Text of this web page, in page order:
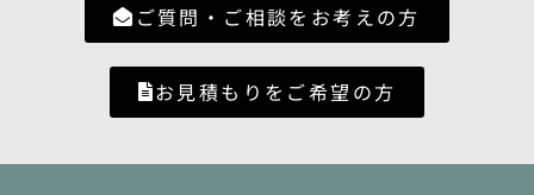
ご質問・ご相談をお考えの方
お見積もりをご希望の方